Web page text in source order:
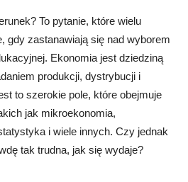
To pytanie, które wielu
gdy zastanawiają się nad wyborem
Ekonomia jest dziedziną
produkcji, dystrybucji i
to szerokie pole, które obejmuje
jak mikroekonomia,
i wiele innych. Czy jednak
tak trudna, jak się wydaje?